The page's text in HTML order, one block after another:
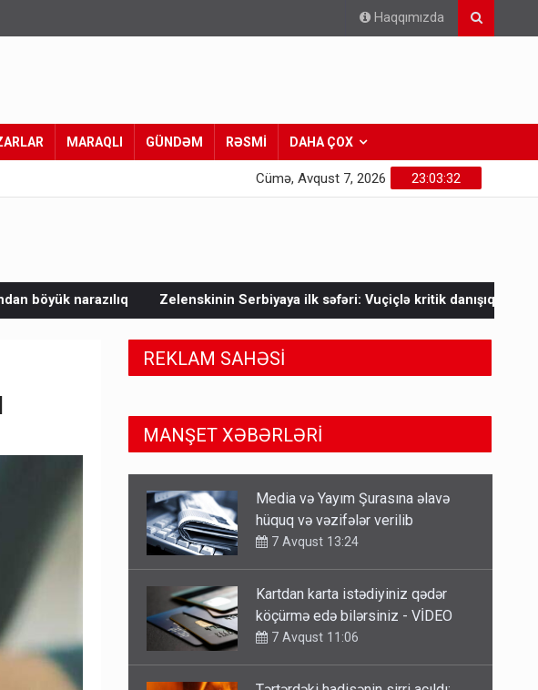
Haqqımızda
MARAQLI GÜNDƏM RƏSMİ DAHA ÇOX
23:03:34
Cümə, Avqust 7, 2026
Serbiyaya ilk səfəri: Vuçiçlə kritik danışıqlar Mask Ukraynaya bunu
REKLAM SAHƏSİ
MANŞET XƏBƏRLƏRİ
Kartdan karta istədiyiniz qədər
köçürmə edə bilərsiniz - VİDEO
7 Avqust 11:06
Tərtərdəki hadisənin sirri açıldı:
Ər-arvadı yandırıb 15 min manatı
oğurladı